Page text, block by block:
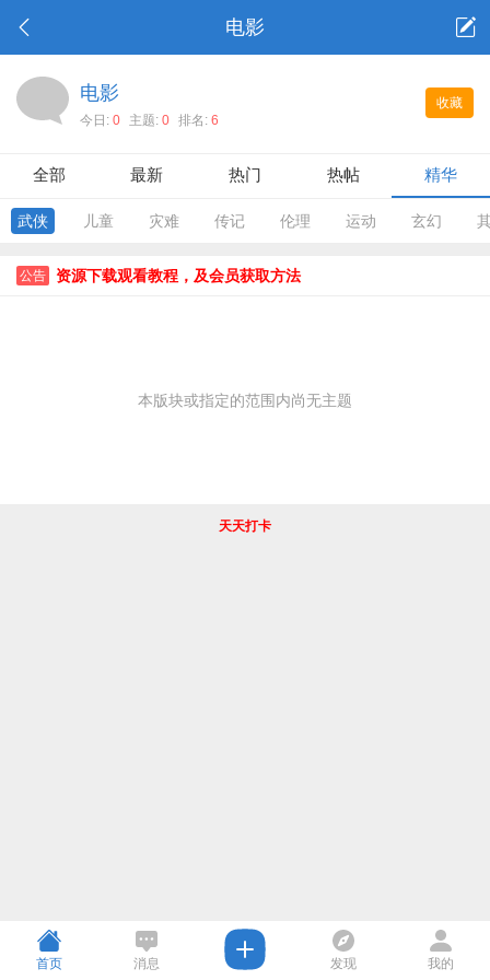
电影
收藏
电影
今日: 0 主题: 0 排名: 6
全部 最新 热门 热帖 精华
武侠 儿童 灾难 传记 伦理 运动 玄幻
公告 资源下载观看教程，及会员获取方法
本版块或指定的范围内尚无主题
天天打卡
首页 消息 发现 我的